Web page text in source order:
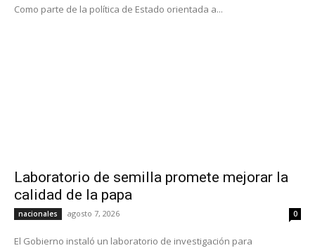
Como parte de la política de Estado orientada a...
Laboratorio de semilla promete mejorar la
calidad de la papa
nacionales agosto 7, 2026 0
El Gobierno instaló un laboratorio de investigación para